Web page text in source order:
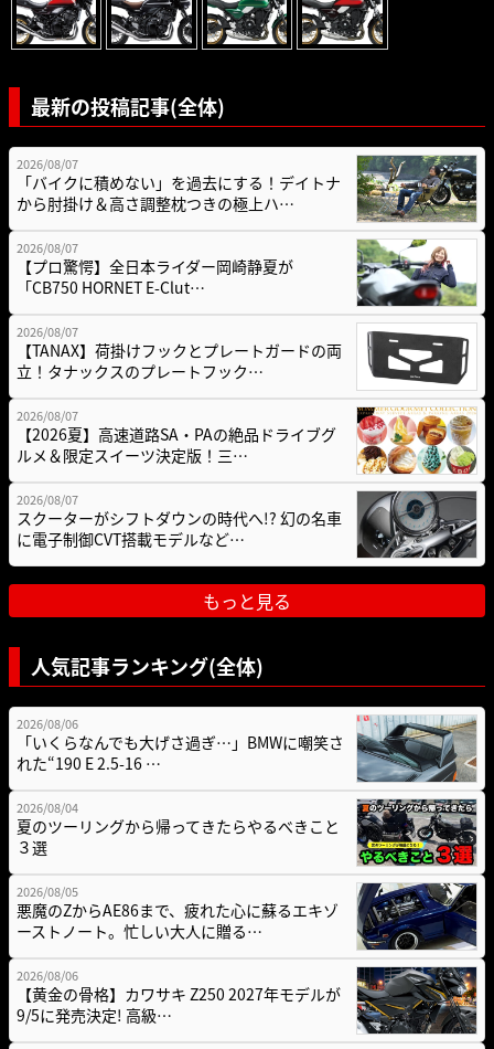
最新の投稿記事(全体)
2026/08/07
「バイクに積めない」を過去にする！デイトナ
から肘掛け＆高さ調整枕つきの極上ハ…
2026/08/07
【プロ驚愕】全日本ライダー岡崎静夏が
「CB750 HORNET E-Clut…
2026/08/07
【TANAX】荷掛けフックとプレートガードの両
立！タナックスのプレートフック…
2026/08/07
【2026夏】高速道路SA・PAの絶品ドライブグ
ルメ＆限定スイーツ決定版！三…
2026/08/07
スクーターがシフトダウンの時代へ!? 幻の名車
に電子制御CVT搭載モデルなど…
もっと見る
人気記事ランキング(全体)
2026/08/06
「いくらなんでも大げさ過ぎ…」BMWに嘲笑さ
れた“190 E 2.5-16 …
2026/08/04
夏のツーリングから帰ってきたらやるべきこと
３選
2026/08/05
悪魔のZからAE86まで、疲れた心に蘇るエキゾ
ーストノート。忙しい大人に贈る…
2026/08/06
【黄金の骨格】カワサキ Z250 2027年モデルが
9/5に発売決定! 高級…